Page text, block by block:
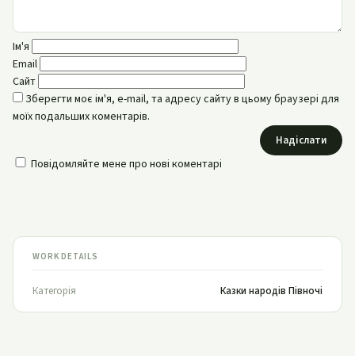
Ім'я
Email
Сайт
Зберегти моє ім'я, e-mail, та адресу сайту в цьому браузері для
моїх подальших коментарів.
Надіслати
Повідомляйте мене про нові коментарі
WORK DETAILS
Категорія Казки народів Півночі